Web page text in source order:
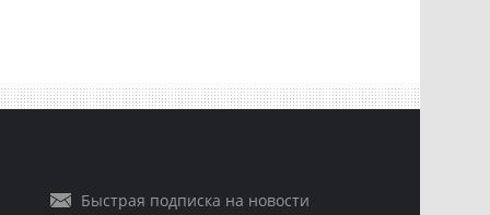
Быстрая подписка на новости